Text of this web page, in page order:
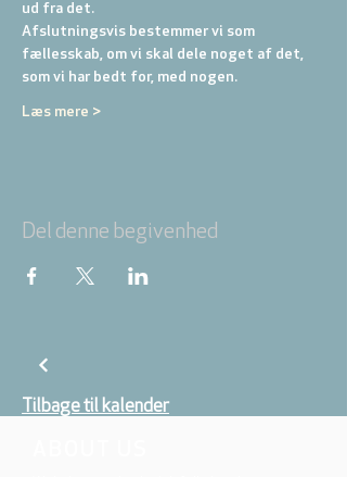
ud fra det.
Afslutningsvis bestemmer vi som
fællesskab, om vi skal dele noget af det,
som vi har bedt for, med nogen.
Læs mere >
Del denne begivenhed
Tilbage til kalender